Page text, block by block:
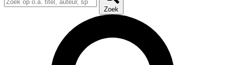
Zoek